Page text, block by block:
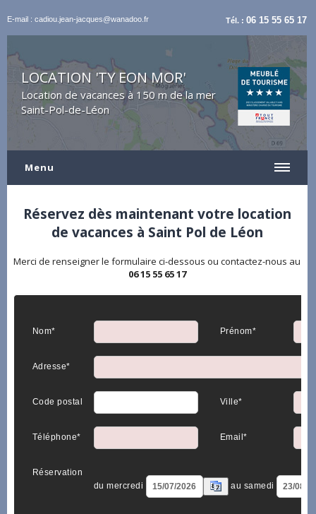
E-mail : cadiou.jean-jacques@wanadoo.fr Tél. :06 15 55 65 17
LOCATION 'TY EON MOR'
Location de vacances à 150 m de la mer
Saint-Pol-de-Léon
Menu
Réservez dès maintenant votre location
de vacances à Saint Pol de Léon
Merci de renseigner le formulaire ci-dessous ou contactez-nous au
06 15 55 65 17
Nom* Prénom*
Adresse*
Code postal Ville*
Téléphone* Email*
Réservation
du mercredi
au samedi